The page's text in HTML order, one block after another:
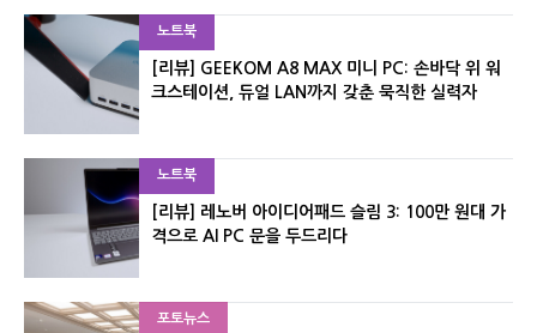
노트북
[리뷰] GEEKOM A8 MAX 미니 PC: 손바닥 위 워
크스테이션, 듀얼 LAN까지 갖춘 묵직한 실력자
노트북
[리뷰] 레노버 아이디어패드 슬림 3: 100만 원대 가
격으로 AI PC 문을 두드리다
포토뉴스